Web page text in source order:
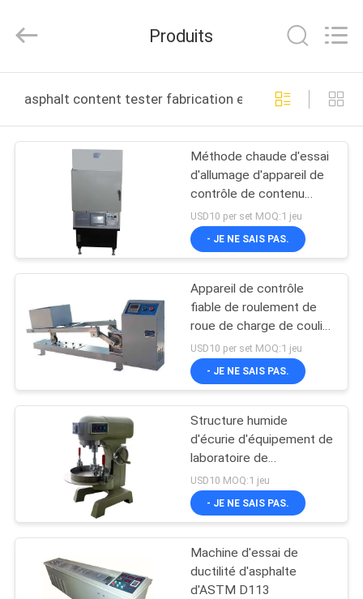
PRODUITS
AU
SUJET
DE
NOUS
VISITE
D'USINE
CONTACTEZ-
NOUVELLES
INSTRUMENT
Rights
Produits
asphalt content tester fabrication en ligne
Méthode chaude d'essai
d'allumage d'appareil de
contrôle de contenu
d'asphalte de mélange
avec le logiciel puissant
USD10 per set MOQ:1 jeu
- JE NE SAIS PAS.
Appareil de contrôle
fiable de roulement de
roue de charge de coulis
bitumineux de trottoir
d'équipement d'essai
d'asphalte
USD10 per set MOQ:1 jeu
- JE NE SAIS PAS.
Structure humide
d'écurie d'équipement de
laboratoire de
machine/asphalte d'essai
d'abrasion de roue
USD10 MOQ:1 jeu
- JE NE SAIS PAS.
Machine d'essai de
ductilité d'asphalte
d'ASTM D113